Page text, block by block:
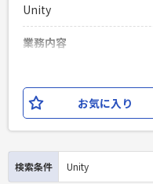
必須スキル
・Mayaもしくは
ゲームや映像、遊技機な
PHPを用いたWebサ
Laravelを用いた開発
エンジニア複数人のチ
Unity
業務内容
リプター」としての業務
おける魅力的な登場人物
を深く濃いもの二する為
出すこと」だと 考えます
見が出て、社員のモチベ
お気に入り
検索条件 Unity